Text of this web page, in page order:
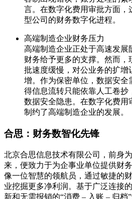
言。在数字化费用审批方面，
型公司的财务数字化进程。
高端制造企业财务压力
高端制造企业正处于高速发展
财务给予更多的支撑。然而，
批速度缓慢，对公业务的扩增
增。作为保密单位，数据安全
得信息流转只能依靠人工卷抄
数据安全隐患。在数字化费用
制约了高端制造企业的发展。
合思：财务数智化先锋
北京合思信息技术有限公司，前身
来，便致力于为企事业单位提供财
像一位智慧的领航员，通过敏捷的
业挖掘更多净利润。基于广泛连接
新和无需报销的“消费 – 入账 – 归档